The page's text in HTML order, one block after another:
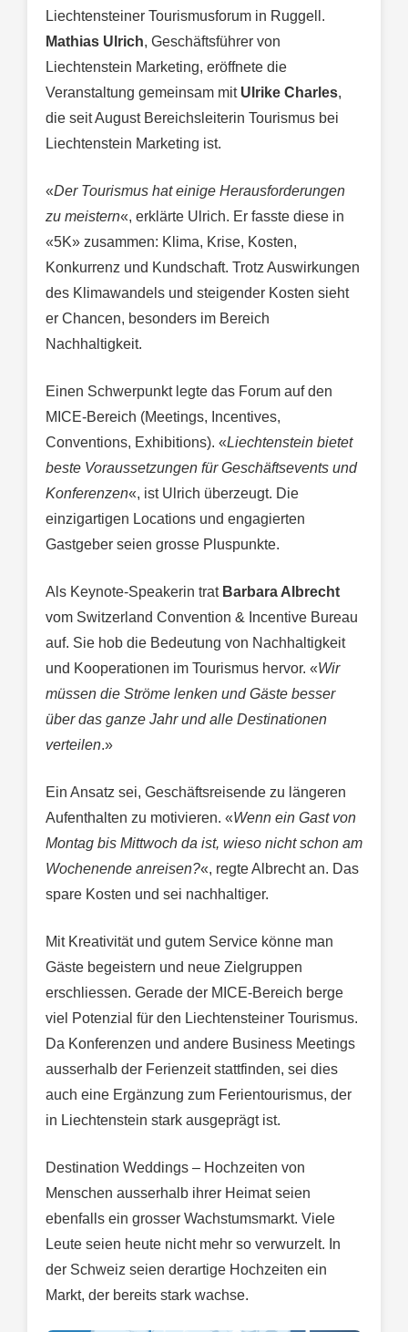
Liechtensteiner Tourismusforum in Ruggell.
Mathias Ulrich, Geschäftsführer von
Liechtenstein Marketing, eröffnete die
Veranstaltung gemeinsam mit Ulrike Charles,
die seit August Bereichsleiterin Tourismus bei
Liechtenstein Marketing ist.
«Der Tourismus hat einige Herausforderungen
zu meistern«, erklärte Ulrich. Er fasste diese in
«5K» zusammen: Klima, Krise, Kosten,
Konkurrenz und Kundschaft. Trotz Auswirkungen
des Klimawandels und steigender Kosten sieht
er Chancen, besonders im Bereich
Nachhaltigkeit.
Einen Schwerpunkt legte das Forum auf den
MICE-Bereich (Meetings, Incentives,
Conventions, Exhibitions). «Liechtenstein bietet
beste Voraussetzungen für Geschäftsevents und
Konferenzen«, ist Ulrich überzeugt. Die
einzigartigen Locations und engagierten
Gastgeber seien grosse Pluspunkte.
Als Keynote-Speakerin trat Barbara Albrecht
vom Switzerland Convention & Incentive Bureau
auf. Sie hob die Bedeutung von Nachhaltigkeit
und Kooperationen im Tourismus hervor. «Wir
müssen die Ströme lenken und Gäste besser
über das ganze Jahr und alle Destinationen
verteilen.»
Ein Ansatz sei, Geschäftsreisende zu längeren
Aufenthalten zu motivieren. «Wenn ein Gast von
Montag bis Mittwoch da ist, wieso nicht schon am
Wochenende anreisen?«, regte Albrecht an. Das
spare Kosten und sei nachhaltiger.
Mit Kreativität und gutem Service könne man
Gäste begeistern und neue Zielgruppen
erschliessen. Gerade der MICE-Bereich berge
viel Potenzial für den Liechtensteiner Tourismus.
Da Konferenzen und andere Business Meetings
ausserhalb der Ferienzeit stattfinden, sei dies
auch eine Ergänzung zum Ferientourismus, der
in Liechtenstein stark ausgeprägt ist.
Destination Weddings – Hochzeiten von
Menschen ausserhalb ihrer Heimat seien
ebenfalls ein grosser Wachstumsmarkt. Viele
Leute seien heute nicht mehr so verwurzelt. In
der Schweiz seien derartige Hochzeiten ein
Markt, der bereits stark wachse.